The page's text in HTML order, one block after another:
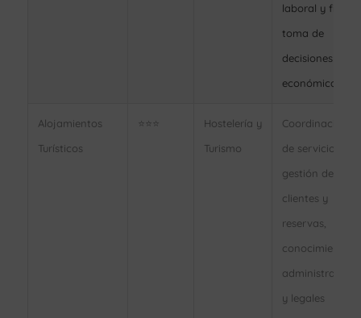
laboral y fiscal,
toma de
decisiones
económicas
Alojamientos
Turísticos
⭐⭐⭐
Hostelería y
Turismo
Coordinación
de servicios,
gestión de
clientes y
reservas,
conocimientos
administrativos
y legales